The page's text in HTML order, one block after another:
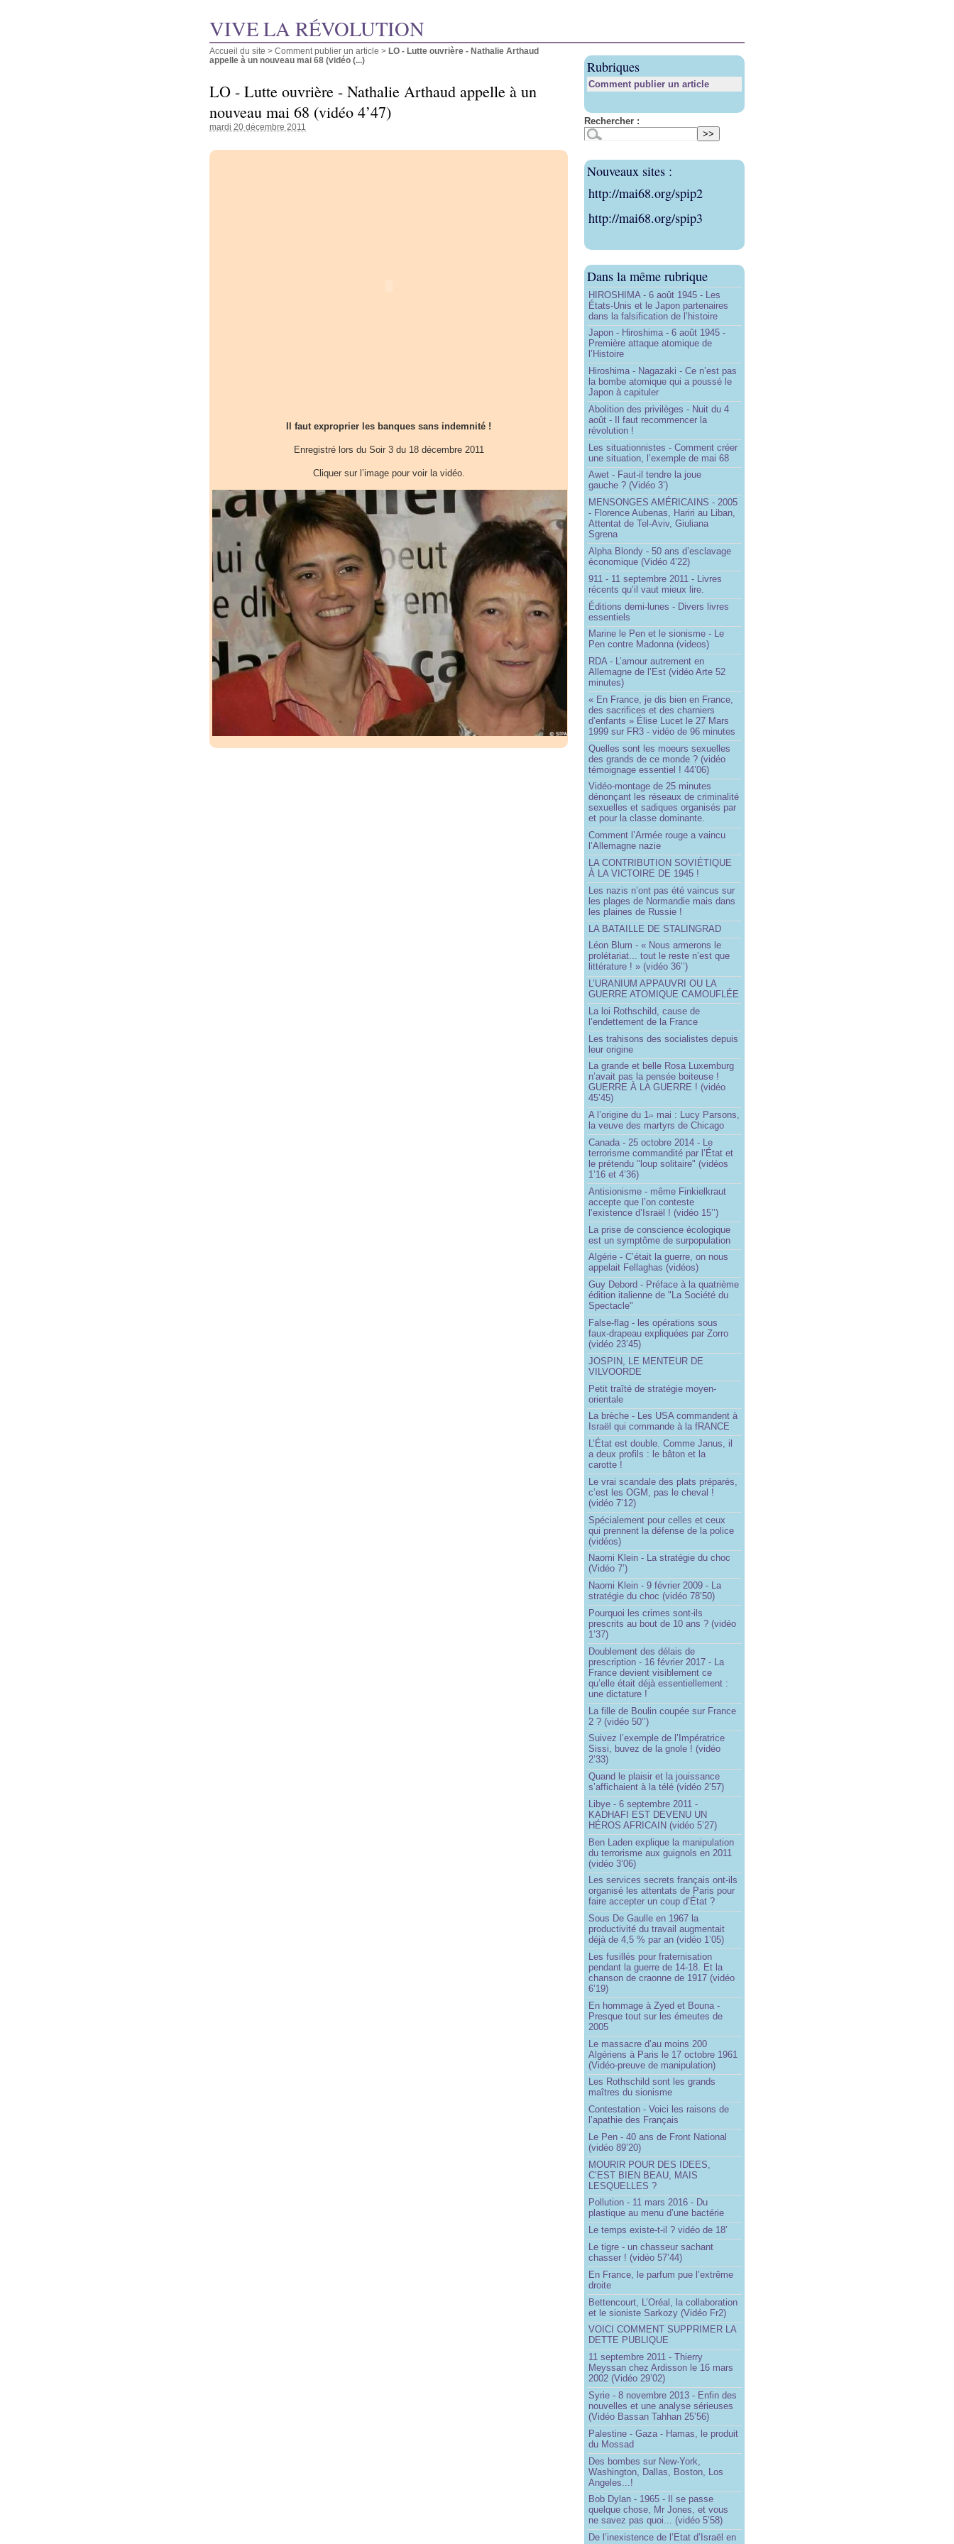
VIVE LA RÉVOLUTION
Accueil du site > Comment publier un article > LO - Lutte ouvrière - Nathalie Arthaud
appelle à un nouveau mai 68 (vidéo (...)
LO - Lutte ouvrière - Nathalie Arthaud appelle à un
nouveau mai 68 (vidéo 4’47)
mardi 20 décembre 2011
Il faut exproprier les banques sans indemnité !
Enregistré lors du Soir 3 du 18 décembre 2011
Cliquer sur l’image pour voir la vidéo.
Rubriques
Comment publier un article
Rechercher :
Nouveaux sites :
http://mai68.org/spip2
http://mai68.org/spip3
Dans la même rubrique
HIROSHIMA - 6 août 1945 - Les
États-Unis et le Japon partenaires
dans la falsification de l’histoire
Japon - Hiroshima - 6 août 1945 -
Première attaque atomique de
l’Histoire
Hiroshima - Nagazaki - Ce n’est pas
la bombe atomique qui a poussé le
Japon à capituler
Abolition des privilèges - Nuit du 4
août - Il faut recommencer la
révolution !
Les situationnistes - Comment créer
une situation, l’exemple de mai 68
Awet - Faut-il tendre la joue
gauche ? (Vidéo 3’)
MENSONGES AMÉRICAINS - 2005
- Florence Aubenas, Hariri au Liban,
Attentat de Tel-Aviv, Giuliana
Sgrena
Alpha Blondy - 50 ans d’esclavage
économique (Vidéo 4’22)
911 - 11 septembre 2011 - Livres
récents qu’il vaut mieux lire.
Éditions demi-lunes - Divers livres
essentiels
Marine le Pen et le sionisme - Le
Pen contre Madonna (videos)
RDA - L’amour autrement en
Allemagne de l’Est (vidéo Arte 52
minutes)
« En France, je dis bien en France,
des sacrifices et des charniers
d’enfants » Élise Lucet le 27 Mars
1999 sur FR3 - vidéo de 96 minutes
Quelles sont les moeurs sexuelles
des grands de ce monde ? (vidéo
témoignage essentiel ! 44’06)
Vidéo-montage de 25 minutes
dénonçant les réseaux de criminalité
sexuelles et sadiques organisés par
et pour la classe dominante.
Comment l’Armée rouge a vaincu
l’Allemagne nazie
LA CONTRIBUTION SOVIÉTIQUE
À LA VICTOIRE DE 1945 !
Les nazis n’ont pas été vaincus sur
les plages de Normandie mais dans
les plaines de Russie !
LA BATAILLE DE STALINGRAD
Léon Blum - « Nous armerons le
prolétariat... tout le reste n’est que
littérature ! » (vidéo 36’’)
L’URANIUM APPAUVRI OU LA
GUERRE ATOMIQUE CAMOUFLÉE
La loi Rothschild, cause de
l’endettement de la France
Les trahisons des socialistes depuis
leur origine
La grande et belle Rosa Luxemburg
n’avait pas la pensée boiteuse !
GUERRE À LA GUERRE ! (vidéo
45’45)
A l’origine du 1er
mai : Lucy Parsons,
la veuve des martyrs de Chicago
Canada - 25 octobre 2014 - Le
terrorisme commandité par l’État et
le prétendu "loup solitaire" (vidéos
1’16 et 4’36)
Antisionisme - même Finkielkraut
accepte que l’on conteste
l’existence d’Israël ! (vidéo 15’’)
La prise de conscience écologique
est un symptôme de surpopulation
Algérie - C’était la guerre, on nous
appelait Fellaghas (vidéos)
Guy Debord - Préface à la quatrième
édition italienne de "La Société du
Spectacle"
False-flag - les opérations sous
faux-drapeau expliquées par Zorro
(vidéo 23’45)
JOSPIN, LE MENTEUR DE
VILVOORDE
Petit traîté de stratégie moyen-
orientale
La brèche - Les USA commandent à
Israël qui commande à la fRANCE
L’État est double. Comme Janus, il
a deux profils : le bâton et la
carotte !
Le vrai scandale des plats préparés,
c’est les OGM, pas le cheval !
(vidéo 7’12)
Spécialement pour celles et ceux
qui prennent la défense de la police
(vidéos)
Naomi Klein - La stratégie du choc
(Vidéo 7’)
Naomi Klein - 9 février 2009 - La
stratégie du choc (vidéo 78’50)
Pourquoi les crimes sont-ils
prescrits au bout de 10 ans ? (vidéo
1’37)
Doublement des délais de
prescription - 16 février 2017 - La
France devient visiblement ce
qu’elle était déjà essentiellement :
une dictature !
La fille de Boulin coupée sur France
2 ? (vidéo 50’’)
Suivez l’exemple de l’Impératrice
Sissi, buvez de la gnole ! (vidéo
2’33)
Quand le plaisir et la jouissance
s’affichaient à la télé (vidéo 2’57)
Libye - 6 septembre 2011 -
KADHAFI EST DEVENU UN
HÉROS AFRICAIN (vidéo 5’27)
Ben Laden explique la manipulation
du terrorisme aux guignols en 2011
(vidéo 3’06)
Les services secrets français ont-ils
organisé les attentats de Paris pour
faire accepter un coup d’État ?
Sous De Gaulle en 1967 la
productivité du travail augmentait
déjà de 4,5 % par an (vidéo 1’05)
Les fusillés pour fraternisation
pendant la guerre de 14-18. Et la
chanson de craonne de 1917 (vidéo
6’19)
En hommage à Zyed et Bouna -
Presque tout sur les émeutes de
2005
Le massacre d’au moins 200
Algériens à Paris le 17 octobre 1961
(Vidéo-preuve de manipulation)
Les Rothschild sont les grands
maîtres du sionisme
Contestation - Voici les raisons de
l’apathie des Français
Le Pen - 40 ans de Front National
(vidéo 89’20)
MOURIR POUR DES IDEES,
C’EST BIEN BEAU, MAIS
LESQUELLES ?
Pollution - 11 mars 2016 - Du
plastique au menu d’une bactérie
Le temps existe-t-il ? vidéo de 18’
Le tigre - un chasseur sachant
chasser ! (vidéo 57’44)
En France, le parfum pue l’extrême
droite
Bettencourt, L’Oréal, la collaboration
et le sioniste Sarkozy (Vidéo Fr2)
VOICI COMMENT SUPPRIMER LA
DETTE PUBLIQUE
11 septembre 2011 - Thierry
Meyssan chez Ardisson le 16 mars
2002 (Vidéo 29’02)
Syrie - 8 novembre 2013 - Enfin des
nouvelles et une analyse sérieuses
(Vidéo Bassan Tahhan 25’56)
Palestine - Gaza - Hamas, le produit
du Mossad
Des bombes sur New-York,
Washington, Dallas, Boston, Los
Angeles...!
Bob Dylan - 1965 - Il se passe
quelque chose, Mr Jones, et vous
ne savez pas quoi... (vidéo 5’58)
De l’inexistence de l’Etat d’Israël en